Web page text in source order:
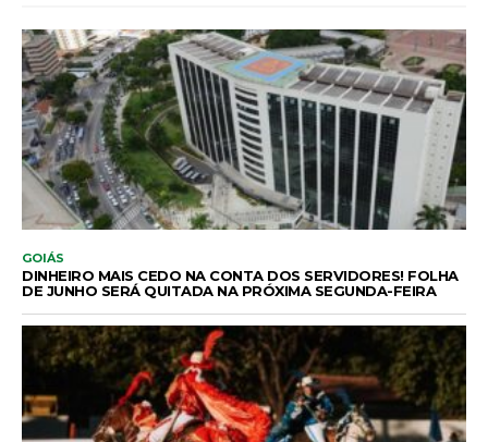
GOIÁS
DINHEIRO MAIS CEDO NA CONTA DOS SERVIDORES! FOLHA
DE JUNHO SERÁ QUITADA NA PRÓXIMA SEGUNDA-FEIRA